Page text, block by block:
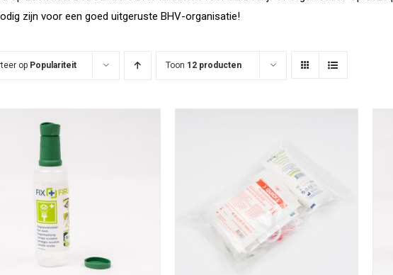
zijn voor een goed uitgeruste BHV-organisatie!
op Populariteit Toon 12 producten